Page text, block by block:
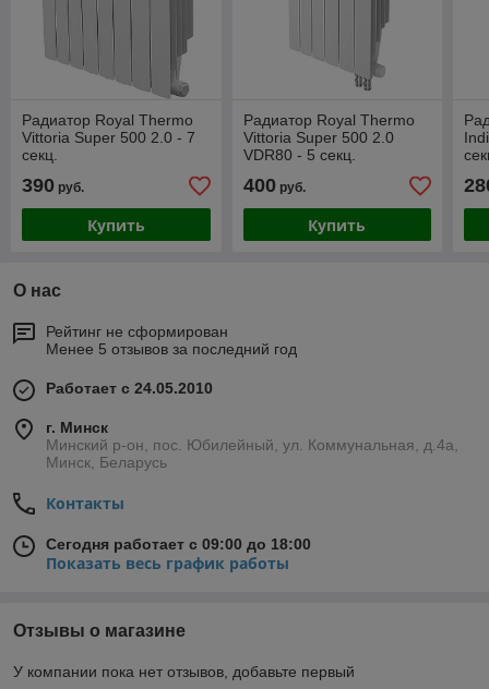
Радиатор Royal Thermo
Vittoria Super 500 2.0 - 7
секц.
390 руб.
Купить
Радиатор Royal Thermo
Vittoria Super 500 2.0
VDR80 - 5 секц.
400руб.
Купить
О нас
Рейтинг не сформирован
Менее 5 отзывов за последний год
Работает с 24.05.2010
г. Минск
Минский р-он, пос. Юбилейный, ул. Коммунальная, д.4а,
Минск, Беларусь
Контакты
Сегодня работает с 09:00 до 18:00
Показать весь график работы
Отзывы о магазине
У компании пока нет отзывов, добавьте первый